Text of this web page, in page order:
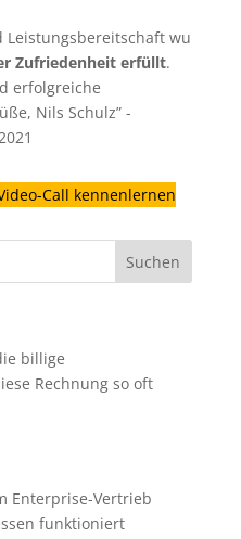
wu
Zufriedenheit erfüllt.
erfolgreiche
Nils Schulz” -
Call kennenlernen
billige
Rechnung so oft
Enterprise-Vertrieb
funktioniert